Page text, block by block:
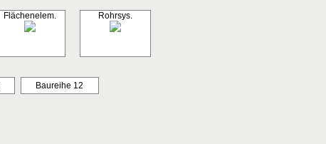
Flächenelem. Rohrsys.
Baureihe 12